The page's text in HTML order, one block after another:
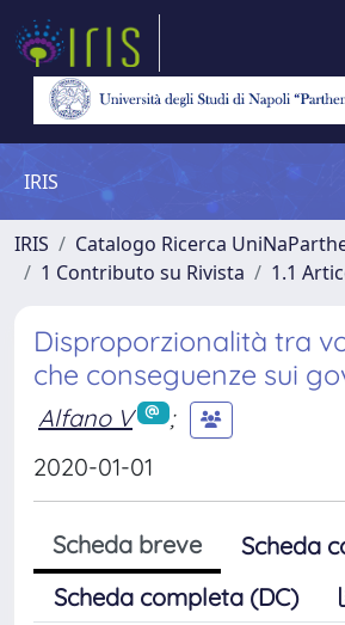
IRIS
IRIS
Catalogo Ricerca
1 Contributo su Rivista
1.1
Disproporzionalità tra
che conseguenze sui
Alfano V
;
2020-01-01
Scheda breve
Scheda
Scheda completa (DC)